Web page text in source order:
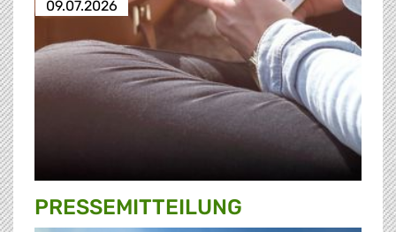
09.07.2026
PRESSE­MITTEILUNG